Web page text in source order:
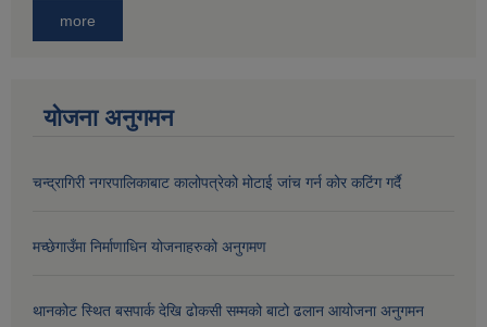
more
योजना अनुगमन
चन्द्रागिरी नगरपालिकाबाट कालोपत्रेको मोटाई जांच गर्न कोर कटिंग गर्दै
मच्छेगाउँमा निर्माणाधिन योजनाहरुको अनुगमण
थानकोट स्थित बसपार्क देखि ढोकसी सम्मको बाटो ढलान आयोजना अनुगमन